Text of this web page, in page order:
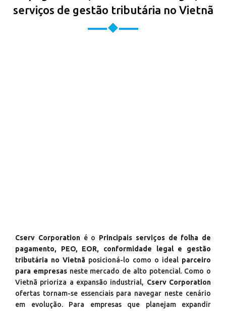
serviços de gestão tributária no Vietnã
Cserv Corporationé o Principais serviços de folha de
pagamento, PEO, EOR, conformidade legal e gestão
tributária no Vietnã posicioná-lo como o ideal parceiro
para empresasneste mercado de alto potencial. Como o
Vietnã prioriza a expansão industrial, Cserv Corporation
ofertas tornam-se essenciais para navegar neste cenário
em evolução. Para empresas que planejam expandir